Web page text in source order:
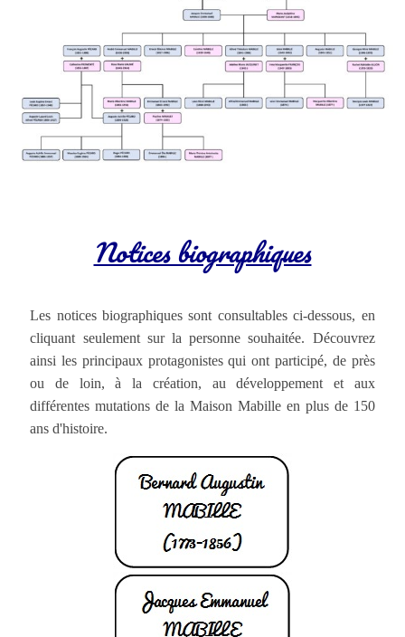
Notices biographiques
Les notices biographiques sont consultables ci-dessous, en
cliquant seulement sur la personne souhaitée. Découvrez
ainsi les principaux protagonistes qui ont participé, de près
ou de loin, à la création, au développement et aux
différentes mutations de la Maison Mabille en plus de 150
ans d'histoire.